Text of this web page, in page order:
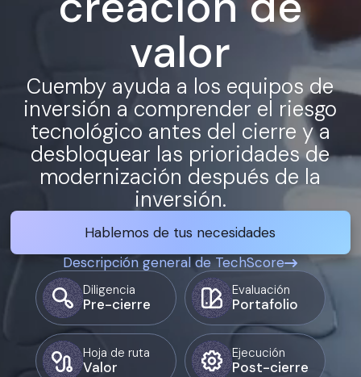
valor
Cuemby ayuda a los equipos de
inversión a comprender el riesgo
tecnológico antes del cierre y a
desbloquear las prioridades de
modernización después de la
inversión.
Hablemos de tus necesidades
Descripción general de TechScore
Diligencia
Pre-cierre
Evaluación
Portafolio
Hoja de ruta
Valor
Ejecución
Post-cierre